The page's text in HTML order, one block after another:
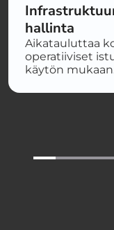
hallinta
Aikatauluttaa
operatiiviset
käytön